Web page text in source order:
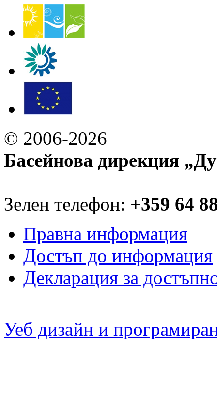
© 2006-2026
Басейнова дирекция
Зелен телефон: +359 64
Правна информация
Достъп до информация
Декларация за
Уеб дизайн и